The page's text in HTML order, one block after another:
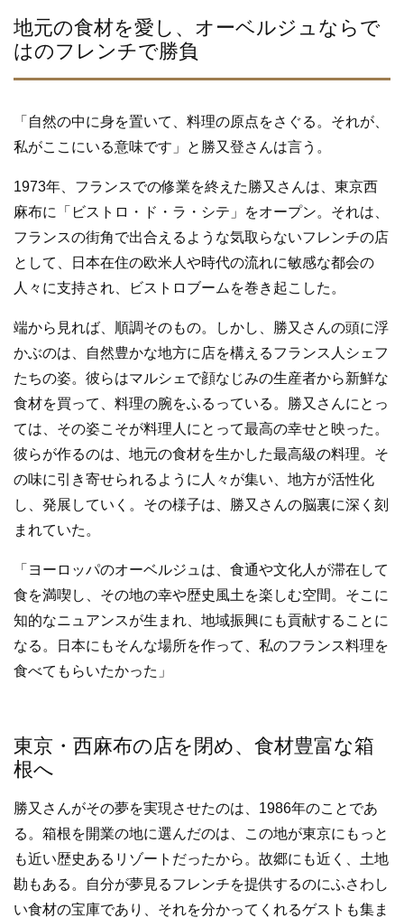
b
o
o
k
地元の食材を愛し、オーベルジュならで
はのフレンチで勝負
「自然の中に身を置いて、料理の原点をさぐる。それが、
私がここにいる意味です」と勝又登さんは言う。
1973年、フランスでの修業を終えた勝又さんは、東京西
麻布に「ビストロ・ド・ラ・シテ」をオープン。それは、
フランスの街角で出合えるような気取らないフレンチの店
として、日本在住の欧米人や時代の流れに敏感な都会の
人々に支持され、ビストロブームを巻き起こした。
端から見れば、順調そのもの。しかし、勝又さんの頭に浮
かぶのは、自然豊かな地方に店を構えるフランス人シェフ
たちの姿。彼らはマルシェで顔なじみの生産者から新鮮な
食材を買って、料理の腕をふるっている。勝又さんにとっ
ては、その姿こそが料理人にとって最高の幸せと映った。
彼らが作るのは、地元の食材を生かした最高級の料理。そ
の味に引き寄せられるように人々が集い、地方が活性化
し、発展していく。その様子は、勝又さんの脳裏に深く刻
まれていた。
「ヨーロッパのオーベルジュは、食通や文化人が滞在して
食を満喫し、その地の幸や歴史風土を楽しむ空間。そこに
知的なニュアンスが生まれ、地域振興にも貢献することに
なる。日本にもそんな場所を作って、私のフランス料理を
食べてもらいたかった」
東京・西麻布の店を閉め、食材豊富な箱
根へ
勝又さんがその夢を実現させたのは、1986年のことであ
る。箱根を開業の地に選んだのは、この地が東京にもっと
も近い歴史あるリゾートだったから。故郷にも近く、土地
勘もある。自分が夢見るフレンチを提供するのにふさわし
い食材の宝庫であり、それを分かってくれるゲストも集ま